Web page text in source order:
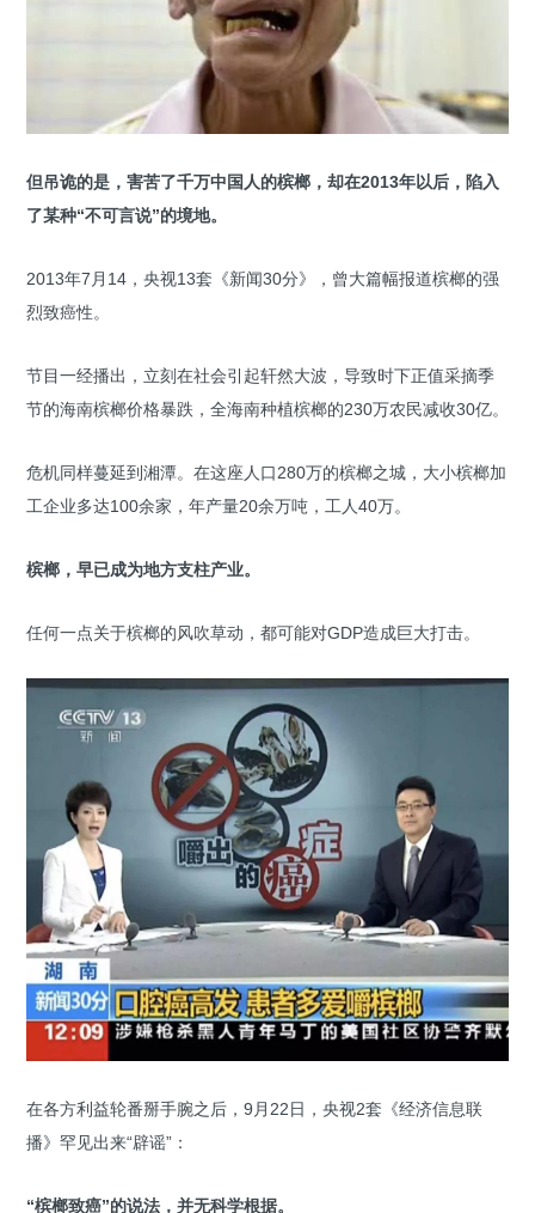
但吊诡的是，害苦了千万中国人的槟榔，却在2013年以后，陷入
了某种“不可言说”的境地。
2013年7月14，央视13套《新闻30分》，曾大篇幅报道槟榔的强
烈致癌性。
节目一经播出，立刻在社会引起轩然大波，导致时下正值采摘季
节的海南槟榔价格暴跌，全海南种植槟榔的230万农民减收30亿。
危机同样蔓延到湘潭。在这座人口280万的槟榔之城，大小槟榔加
工企业多达100余家，年产量20余万吨，工人40万。
槟榔，早已成为地方支柱产业。
任何一点关于槟榔的风吹草动，都可能对GDP造成巨大打击。
在各方利益轮番掰手腕之后，9月22日，央视2套《经济信息联
播》罕见出来“辟谣”：
“槟榔致癌”的说法，并无科学根据。